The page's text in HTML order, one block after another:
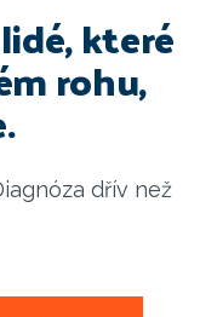
které
rohu,
dřív než